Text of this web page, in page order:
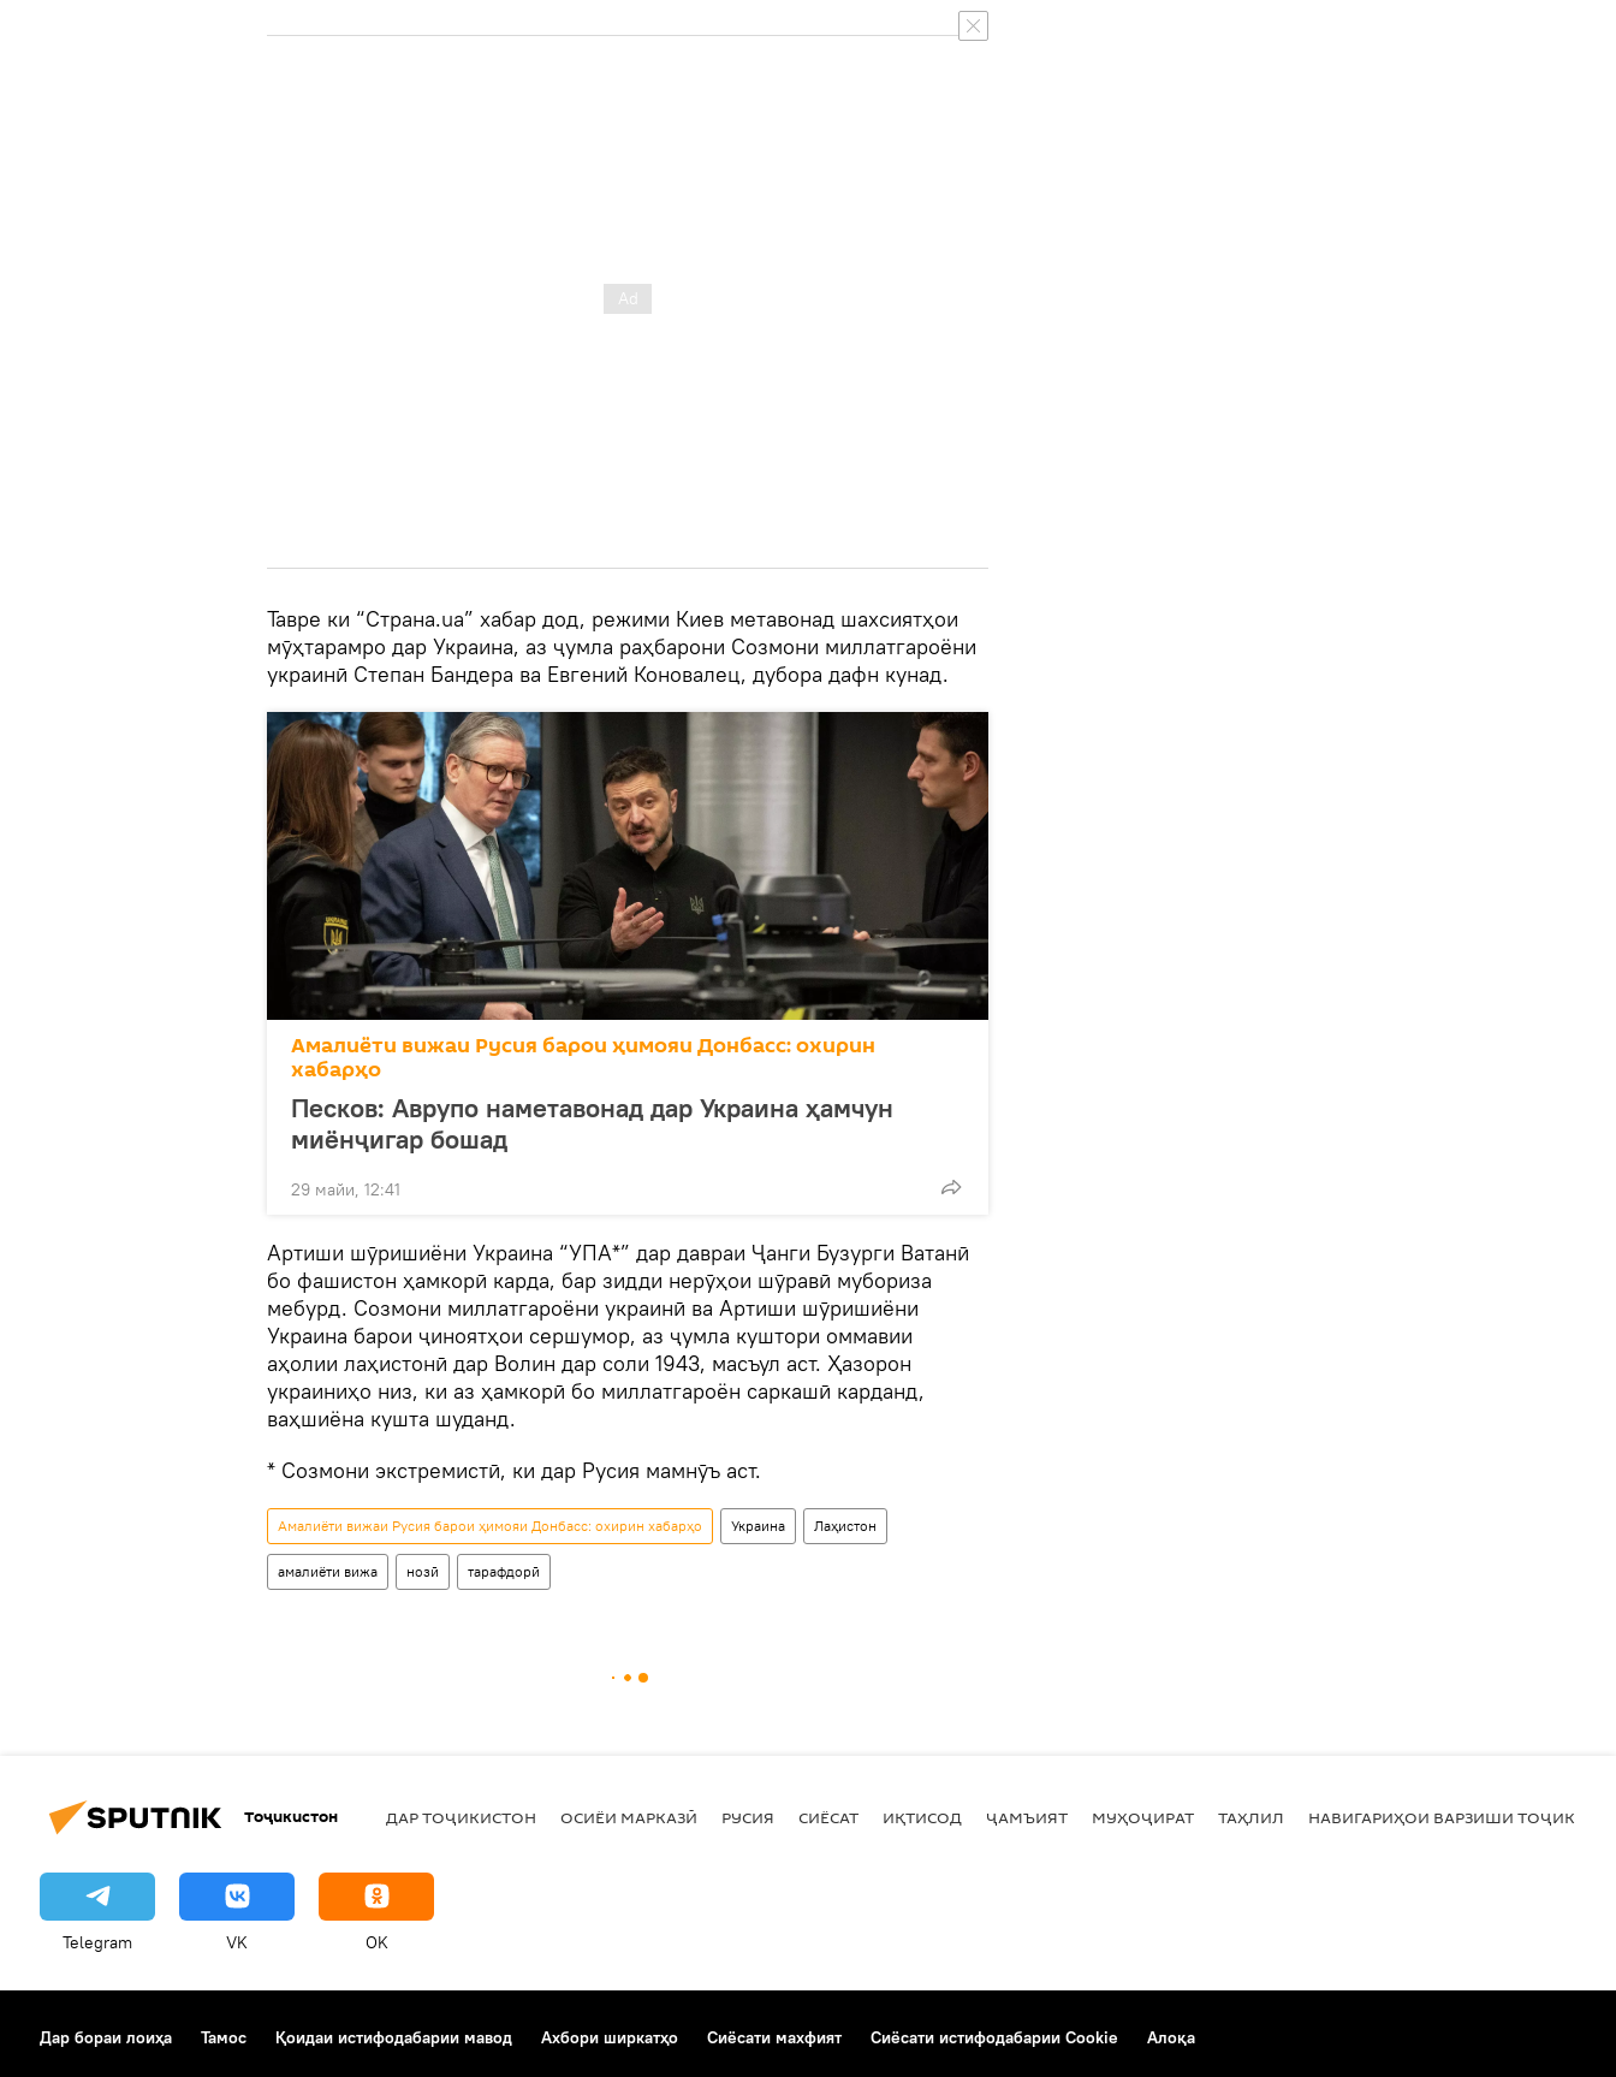
Тавре ки “Страна.ua” хабар дод, режими Киев метавонад шахсиятҳои
мӯҳтарамро дар Украина, аз ҷумла раҳбарони Созмони миллатгароёни
украинӣ Степан Бандера ва Евгений Коновалец, дубора дафн кунад.
Амалиёти вижаи Русия барои ҳимояи Донбасс: охирин
хабарҳо
Песков: Аврупо наметавонад дар Украина ҳамчун
миёнҷигар бошад
29 майи, 12:41
Артиши шӯришиёни Украина “УПА*” дар давраи Ҷанги Бузурги Ватанӣ
бо фашистон ҳамкорӣ карда, бар зидди нерӯҳои шӯравӣ мубориза
мебурд. Созмони миллатгароёни украинӣ ва Артиши шӯришиёни
Украина барои ҷиноятҳои сершумор, аз ҷумла куштори оммавии
аҳолии лаҳистонӣ дар Волин дар соли 1943, масъул аст. Ҳазорон
украиниҳо низ, ки аз ҳамкорӣ бо миллатгароён саркашӣ карданд,
ваҳшиёна кушта шуданд.
* Созмони экстремистӣ, ки дар Русия мамнӯъ аст.
Амалиёти вижаи Русия барои ҳимояи Донбасс: охирин хабарҳо Украина Лаҳистон
амалиёти вижа нозӣ тарафдорӣ
Тоҷикистон ДАР ТОҶИКИСТОН ОСИЁИ МАРКАЗӢ РУСИЯ СИЁСАТ ИҚТИСОД ҶАМЪИЯТ МУҲОҶИРАТ ТАҲЛИЛ НАВИГАРИҲОИ ВАРЗИШИ
Telegram VK OK
Дар бораи лоиҳа Тамос Қоидаи истифодабарии мавод Ахбори ширкатҳо Сиёсати махфият Сиёсати истифодабарии Cookie Алоқа